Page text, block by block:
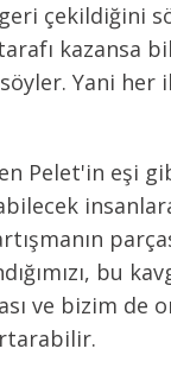
çekildiğini
kazansa
Yani
Pelet'in eşi
bu
ve bizim de